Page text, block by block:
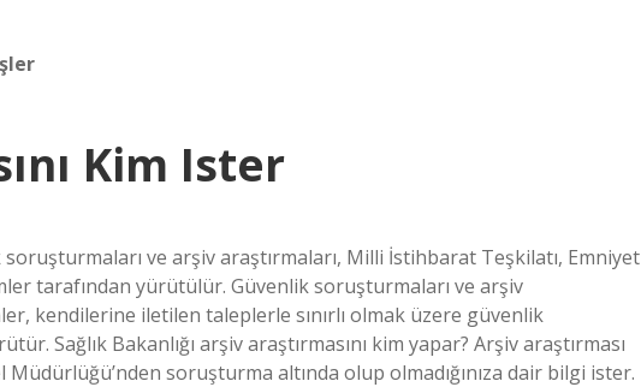
Kim Ister
ve arşiv araştırmaları, Milli İstihbarat Teşkilatı, Emniyet
tarafından yürütülür. Güvenlik soruşturmaları ve arşiv
kendilerine iletilen taleplerle sınırlı olmak üzere güvenlik
Sağlık Bakanlığı arşiv araştırmasını kim yapar? Arşiv araştırması
Müdürlüğü’nden soruşturma altında olup olmadığınıza dair bilgi ister.